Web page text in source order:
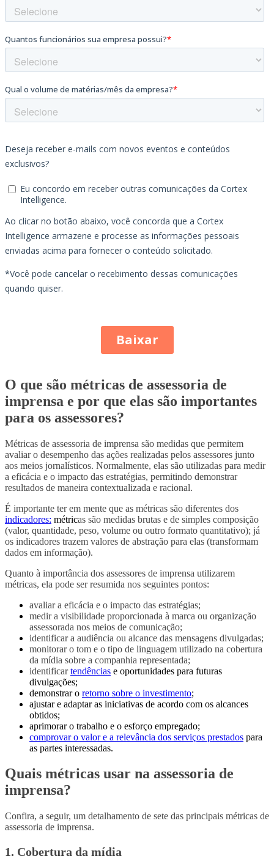
O que são métricas de assessoria de
imprensa e por que elas são importantes
para os assessores?
Métricas de assessoria de imprensa são medidas que permitem
avaliar o desempenho das ações realizadas pelos assessores junto
aos meios jornalísticos. Normalmente, elas são utilizadas para medir
a eficácia e o impacto das estratégias, permitindo demonstrar
resultados de maneira contextualizada e racional.
É importante ter em mente que as métricas são diferentes dos
indicadores: métricas são medidas brutas e de simples composição
(valor, quantidade, peso, volume ou outro formato quantitativo); já
os indicadores trazem valores de abstração para elas (transformam
dados em informação).
Quanto à importância dos assessores de imprensa utilizarem
métricas, ela pode ser resumida nos seguintes pontos:
avaliar a eficácia e o impacto das estratégias;
medir a visibilidade proporcionada à marca ou organização
assessorada nos meios de comunicação;
identificar a audiência ou alcance das mensagens divulgadas;
monitorar o tom e o tipo de linguagem utilizado na cobertura
da mídia sobre a companhia representada;
identificar tendências e oportunidades para futuras
divulgações;
demonstrar o retorno sobre o investimento;
ajustar e adaptar as iniciativas de acordo com os alcances
obtidos;
aprimorar o trabalho e o esforço empregado;
comprovar o valor e a relevância dos serviços prestados para
as partes interessadas.
Quais métricas usar na assessoria de
imprensa?
Confira, a seguir, um detalhamento de sete das principais métricas de
assessoria de imprensa.
1. Cobertura da mídia